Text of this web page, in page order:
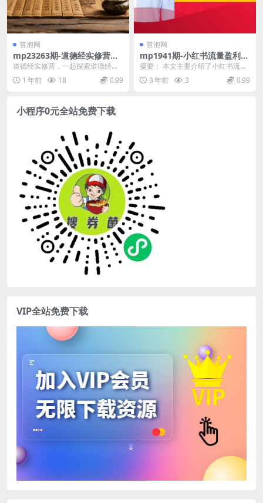
冒泡网
mp23263期-道德经实修营，
一起探索道德经的深邃智慧
道德经实修营，一起探索道德经的
深邃智慧 课程内容： 《道德经实修
营》第一章,mp...
1 年前 18 0.99
冒泡网
mp1941期-小红书流量盈利系
统（第二期急速版），不出
境，不露脸，轻松把流量变成
米(“小红书流量盈利系统轻松
摘要： 本文主要介绍了小红书流量
盈利系统（第二期急速版）的相关
内容。该系统以小红...
3 年前 3 0.99
小程序0元全站免费下载
VIP全站免费下载